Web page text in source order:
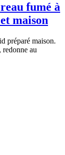
fumé à
maison
préparé maison.
au